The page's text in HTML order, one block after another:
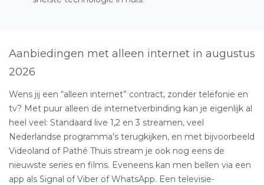
Aanbiedingen met alleen internet in augustus
2026
Wens jij een “alleen internet” contract, zonder telefonie en
tv? Met puur alleen de internetverbinding kan je eigenlijk al
heel veel: Standaard live 1,2 en 3 streamen, veel
Nederlandse programma’s terugkijken, en met bijvoorbeeld
Videoland of Pathé Thuis stream je ook nog eens de
nieuwste series en films. Eveneens kan men bellen via een
app als Signal of Viber of WhatsApp. Een televisie-